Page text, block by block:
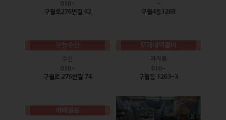
010-
구월로276번길 62
-
구월4동1268
오늘수산
수산
010-
구월로 276번길 74
모래내떡갈비
과자류
010-
구월동 1263-3
까페봄봄